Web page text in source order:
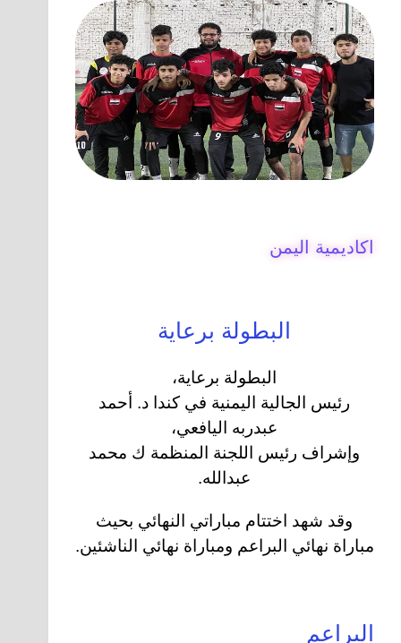
اكاديمية اليمن
البطولة برعاية
البطولة برعاية،
رئيس الجالية اليمنية في كندا د. أحمد
عبدربه اليافعي،
وإشراف رئيس اللجنة المنظمة ك محمد
عبدالله.
وقد شهد اختتام مباراتي النهائي بحيث
مباراة نهائي البراعم ومباراة نهائي الناشئين.
البراعم